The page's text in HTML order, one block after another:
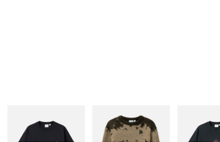
One Point Logo Tee
Shop Now
Gramicci
Mohair Splatter Sweater
Shop Now
Flame Tee
Shop Now